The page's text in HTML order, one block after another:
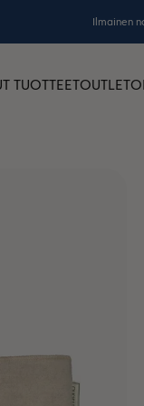
Ilmainen
TUOTTEETOUTLET